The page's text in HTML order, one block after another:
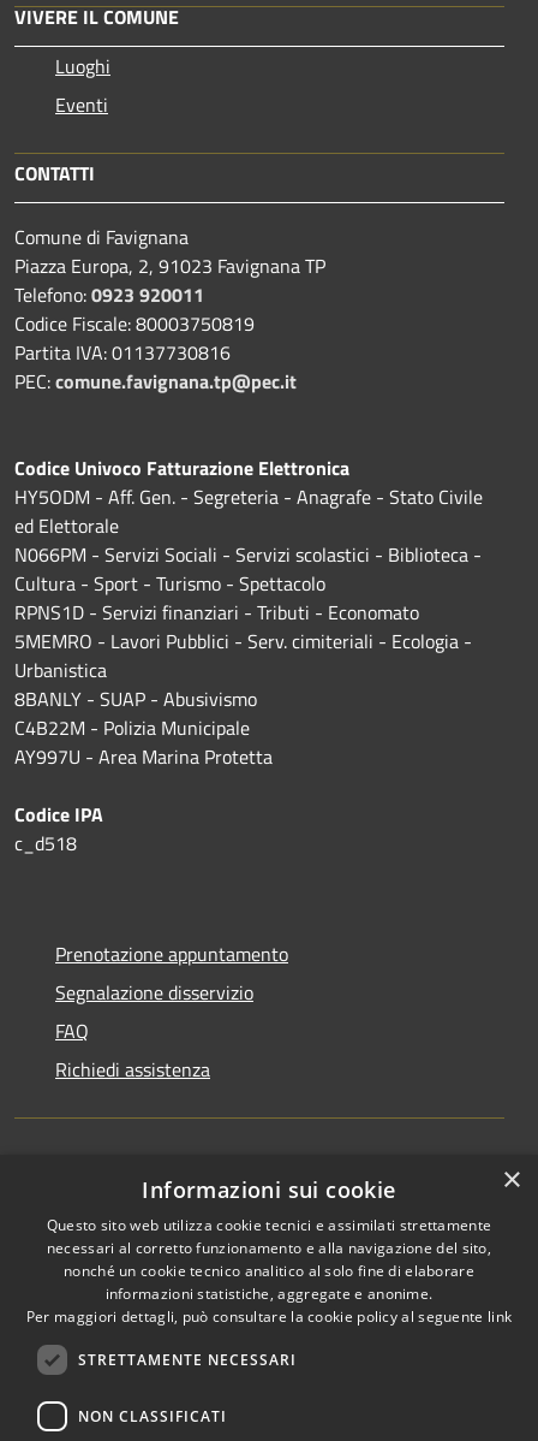
VIVERE IL COMUNE
Luoghi
Eventi
CONTATTI
Comune di Favignana
Piazza Europa, 2, 91023 Favignana TP
Telefono:0923 920011
Codice Fiscale: 80003750819
Partita IVA: 01137730816
PEC:comune.favignana.tp@pec.it
Codice Univoco Fatturazione Elettronica
HY5ODM - Aff. Gen. - Segreteria - Anagrafe - Stato Civile
ed Elettorale
N066PM - Servizi Sociali - Servizi scolastici - Biblioteca -
Cultura - Sport - Turismo - Spettacolo
RPNS1D - Servizi finanziari - Tributi - Economato
5MEMRO - Lavori Pubblici - Serv. cimiteriali - Ecologia -
Urbanistica
8BANLY - SUAP - Abusivismo
C4B22M - Polizia Municipale
AY997U - Area Marina Protetta
Codice IPA
c_d518
Prenotazione appuntamento
Segnalazione disservizio
FAQ
Richiedi assistenza
Amministrazione trasparente
Informativa privacy
Note legali
Dichiarazione di accessibilità
RSS
×
Informazioni sui cookie
Questo sito web utilizza cookie tecnici e assimilati strettamente
necessari al corretto funzionamento e alla navigazione del sito,
nonché un cookie tecnico analitico al solo fine di elaborare
informazioni statistiche, aggregate e anonime.
Per maggiori dettagli, può consultare la cookie policy al seguente link
STRETTAMENTE NECESSARI
NON CLASSIFICATI